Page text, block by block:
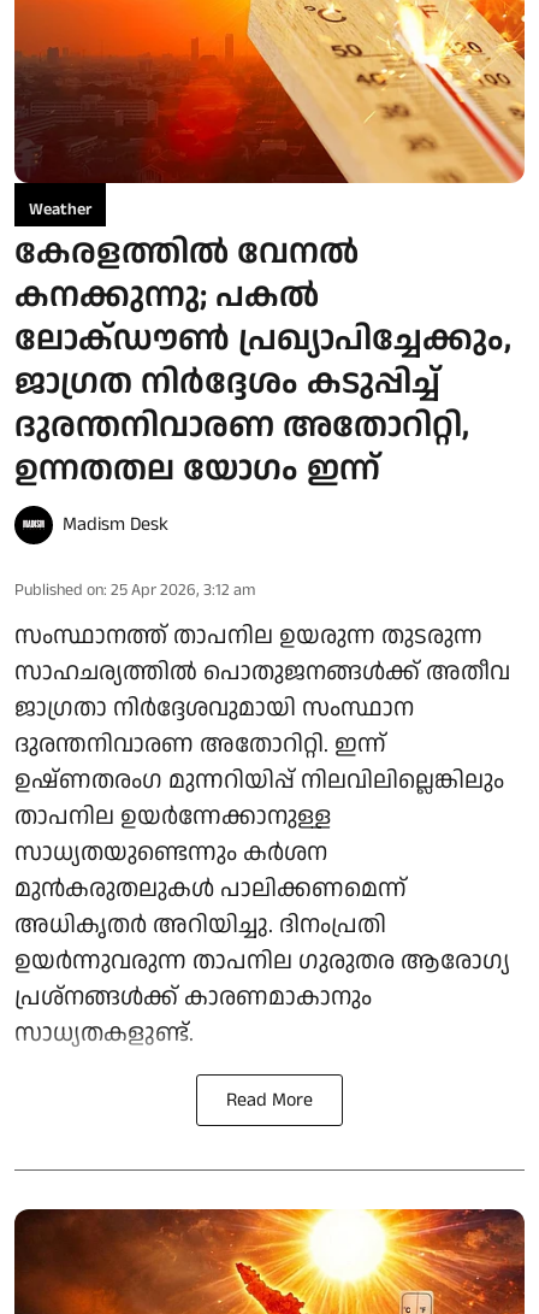
Weather
കേരളത്തിൽ വേനല്‍
കനക്കുന്നു; പകൽ
ലോക്ഡൗൺ പ്രഖ്യാപിച്ചേക്കും,
ജാഗ്രത നിർദ്ദേശം കടുപ്പിച്ച്
ദുരന്തനിവാരണ അതോറിറ്റി,
ഉന്നതതല യോഗം ഇന്ന്
Madism Desk
Published on: 25 Apr 2026, 3:12 am
സംസ്ഥാനത്ത് താപനില ഉയരുന്ന തുടരുന്ന
സാഹചര്യത്തിൽ പൊതുജനങ്ങൾക്ക് അതീവ
ജാഗ്രതാ നിർദ്ദേശവുമായി സംസ്ഥാന
ദുരന്തനിവാരണ അതോറിറ്റി. ഇന്ന്
ഉഷ്ണതരംഗ മുന്നറിയിപ്പ് നിലവിലില്ലെങ്കിലും
താപനില ഉയർന്നേക്കാനുള്ള
സാധ്യതയുണ്ടെന്നും കർശന
മുൻകരുതലുകൾ പാലിക്കണമെന്ന്
അധികൃതർ അറിയിച്ചു. ദിനംപ്രതി
ഉയർന്നുവരുന്ന താപനില ഗുരുതര ആരോഗ്യ
പ്രശ്നങ്ങൾക്ക് കാരണമാകാനും
സാധ്യതകളുണ്ട്.
Read More